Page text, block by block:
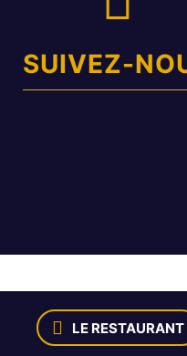
SUIVEZ-
LE RESTAURANT